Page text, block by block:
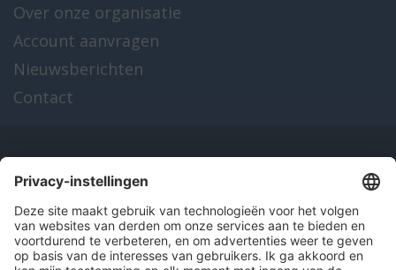
Over onze organisatie
Account aanvragen
Nieuwsberichten
Contact
Onze producten
en diensten
Over Hitma